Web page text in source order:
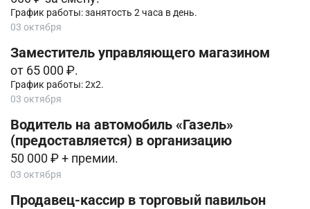
График работы: занятость 2 часа в день.
03 октября
Заместитель управляющего магазином
от 65 000 ₽.
График работы: 2х2.
03 октября
Водитель на автомобиль «Газель»
(предоставляется) в организацию
50 000 ₽ + премии.
03 октября
Продавец-кассир в торговый павильон